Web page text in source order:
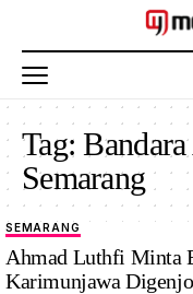
Tag:
Semarang
SEMARANG
Ahmad Luthfi Minta
Karimunjawa